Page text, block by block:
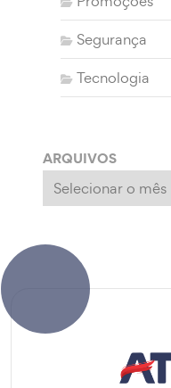
Segurança
Tecnologia
ARQUIVOS
Arquivos